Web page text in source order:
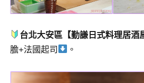
台北大安區【勤謙日式料理居酒
膽+法國起司
。